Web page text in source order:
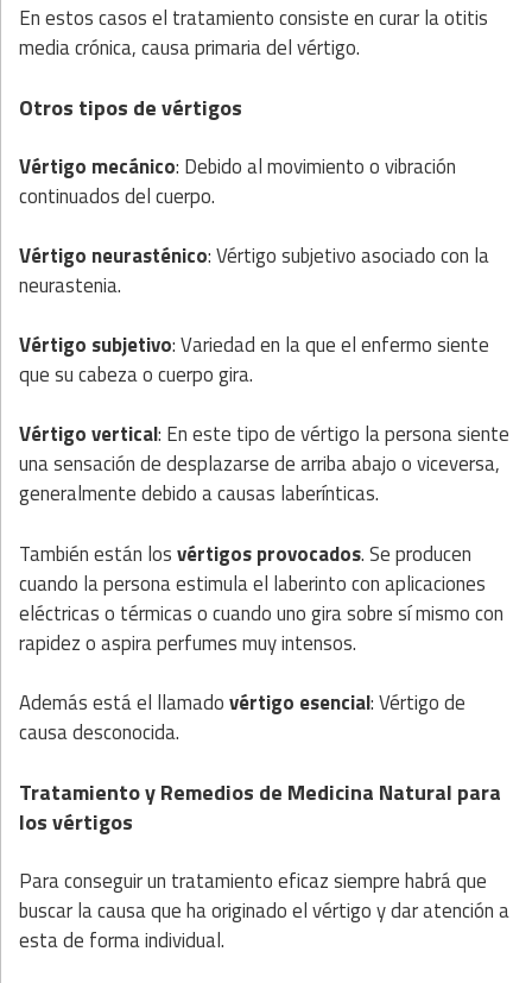
En estos casos el tratamiento consiste en curar la otitis
media crónica, causa primaria del vértigo.
Otros tipos de vértigos
Vértigo mecánico: Debido al movimiento o vibración
continuados del cuerpo.
Vértigo neurasténico: Vértigo subjetivo asociado con la
neurastenia.
Vértigo subjetivo: Variedad en la que el enfermo siente
que su cabeza o cuerpo gira.
Vértigo vertical: En este tipo de vértigo la persona siente
una sensación de desplazarse de arriba abajo o viceversa,
generalmente debido a causas laberínticas.
También están losvértigos provocados. Se producen
cuando la persona estimula el laberinto con aplicaciones
eléctricas o térmicas o cuando uno gira sobre sí mismo con
rapidez o aspira perfumes muy intensos.
Además está el llamadovértigo esencial: Vértigo de
causa desconocida.
Tratamiento y Remedios de Medicina Natural para
los vértigos
Para conseguir un tratamiento eficaz siempre habrá que
buscar la causa que ha originado el vértigo y dar atención a
esta de forma individual.